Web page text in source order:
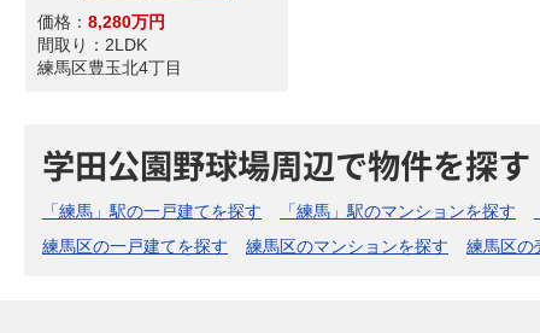
価格： 8,280万円
間取り： 2LDK
練馬区豊玉北4丁目
学田公園野球場周辺で物件を探す
「練馬」駅の一戸建てを探す 「練馬」駅のマンションを探す
練馬区の一戸建てを探す
練馬区のマンションを探す 練馬区の